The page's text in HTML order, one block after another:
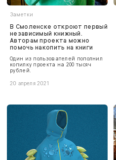
Заметки
В Смоленске откроют первый
независимый книжный.
Авторам проекта можно
помочь накопить на книги
Один из пользователей пополнил
копилку проекта на 200 тысяч
рублей.
20 апреля 2021